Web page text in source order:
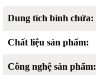
Dung tích bình chứa:
Chất liệu sản phẩm:
Công nghệ sản phẩm: